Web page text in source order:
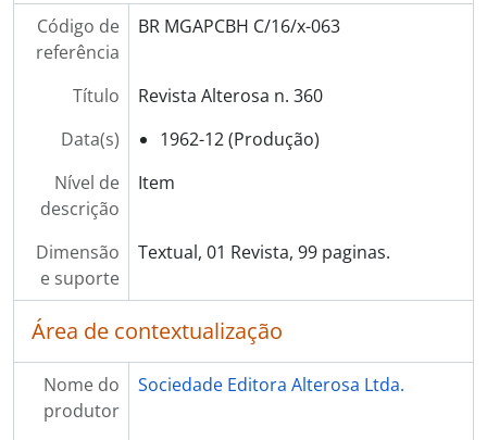
Código de
referência
BR MGAPCBH C/16/x-063
Título
Revista Alterosa n. 360
Data(s)
1962-12 (Produção)
Nível de
descrição
Item
Dimensão
e suporte
Textual, 01 Revista, 99 paginas.
Área de contextualização
Nome do
produtor
Sociedade Editora Alterosa Ltda.